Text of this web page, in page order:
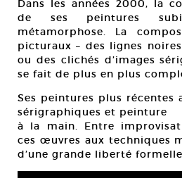
Dans les années 2000, la
de ses peintures
métamorphose. La
picturaux – des lignes
ou des clichés d’images
se fait de plus en plus
Ses peintures plus récentes
sérigraphiques et peinture
à la main. Entre
ces œuvres aux techniques
d’une grande liberté